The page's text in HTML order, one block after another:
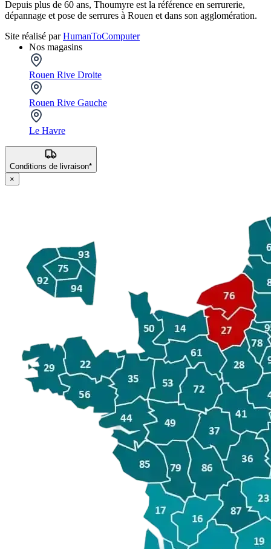
Depuis plus de 60 ans, Thoumyre est la référence en serrurerie,
dépannage et pose de serrures à Rouen et dans son agglomération.
Site réalisé parHumanToComputer
Nos magasins
Rouen Rive Droite
Rouen Rive Gauche
Le Havre
Conditions de livraison*
×